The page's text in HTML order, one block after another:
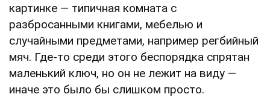
картинке — типичная комната с
разбросанными книгами, мебелью и
случайными предметами, например регбийный
мяч. Где-то среди этого беспорядка спрятан
маленький ключ, но он не лежит на виду —
иначе это было бы слишком просто.